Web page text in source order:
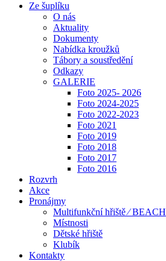
Ze šuplíku
O nás
Aktuality
Dokumenty
Nabídka kroužků
Tábory a soustředění
Odkazy
GALERIE
Foto 2025- 2026
Foto 2024-2025
Foto 2022-2023
Foto 2021
Foto 2019
Foto 2018
Foto 2017
Foto 2016
Rozvrh
Akce
Pronájmy
Multifunkční hřiště ⁄ BEACH
Místnosti
Dětské hřiště
Klubík
Kontakty